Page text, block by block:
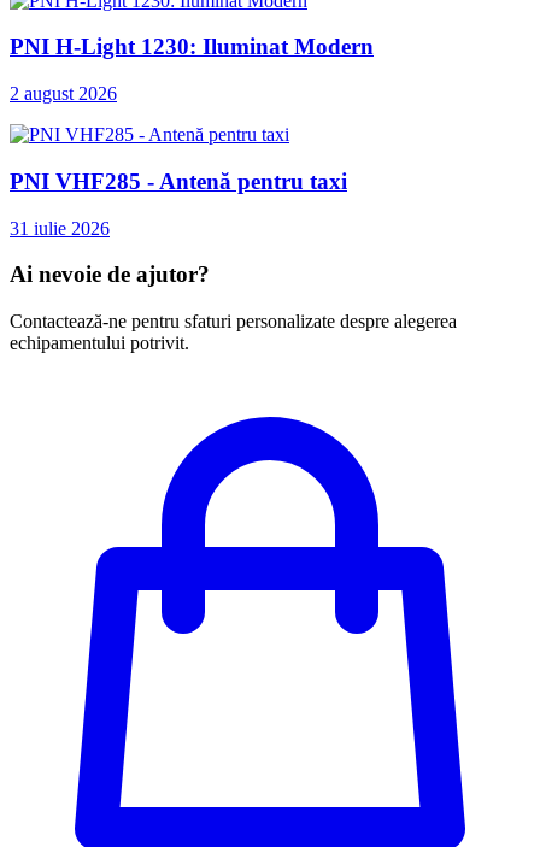
PNI H-Light 1230: Iluminat Modern
2 august 2026
PNI VHF285 - Antenă pentru taxi
31 iulie 2026
Ai nevoie de ajutor?
Contactează-ne pentru sfaturi personalizate despre alegerea
echipamentului potrivit.